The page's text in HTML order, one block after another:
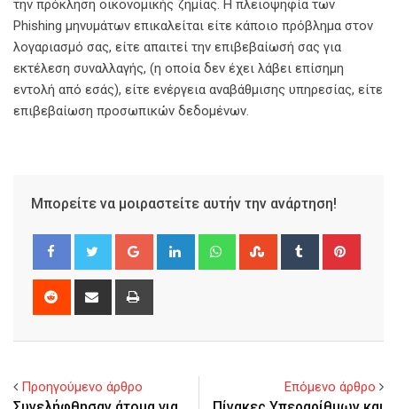
την πρόκληση οικονομικής ζημίας. Η πλειοψηφία των
Phishing μηνυμάτων επικαλείται είτε κάποιο πρόβλημα στον
λογαριασμό σας, είτε απαιτεί την επιβεβαίωσή σας για
εκτέλεση συναλλαγής, (η οποία δεν έχει λάβει επίσημη
εντολή από εσάς), είτε ενέργεια αναβάθμισης υπηρεσίας, είτε
επιβεβαίωση προσωπικών δεδομένων.
Μπορείτε να μοιραστείτε αυτήν την ανάρτηση!
Google+ LinkedIn WhatsappStumbleUpon
Tumblr
Reddit
Share
Προηγούμενο άρθρο Επόμενο άρθρο